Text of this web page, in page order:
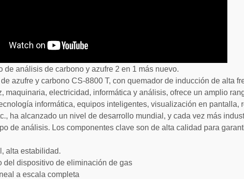
de análisis de carbono y azufre 2 en 1 más nuevo.
azufre y carbono CS-8800 T, con quemador de inducción de alta
maquinaria, electricidad, informática y análisis, ofrece un amplio
informática, equipos inteligentes, visualización en pantalla,
ha alcanzado un nivel de desarrollo mundial, y cada vez más
de análisis. Los componentes clave son de alta calidad para
alta estabilidad.
del dispositivo de eliminación de gas
a escala completa